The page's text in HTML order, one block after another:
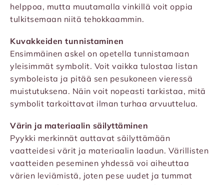
helppoa, mutta muutamalla vinkillä voit oppia
tulkitsemaan niitä tehokkaammin.
Kuvakkeiden tunnistaminen
Ensimmäinen askel on opetella tunnistamaan
yleisimmät symbolit. Voit vaikka tulostaa listan
symboleista ja pitää sen pesukoneen vieressä
muistutuksena. Näin voit nopeasti tarkistaa, mitä
symbolit tarkoittavat ilman turhaa arvuuttelua.
Värin ja materiaalin säilyttäminen
Pyykki merkinnät auttavat säilyttämään
vaatteidesi värit ja materiaalin laadun. Värillisten
vaatteiden peseminen yhdessä voi aiheuttaa
värien leviämistä, joten pese uudet ja tummat